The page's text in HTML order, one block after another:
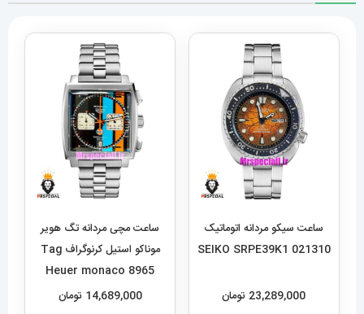
ساعت سیکو مردانه اتوماتیک
021310 SEIKO SRPE39K1
23,289,000 تومان
ساعت مچی مردانه تگ هویر
موناکو استیل کرنوگراف Tag
Heuer monaco 8965
14,689,000 تومان